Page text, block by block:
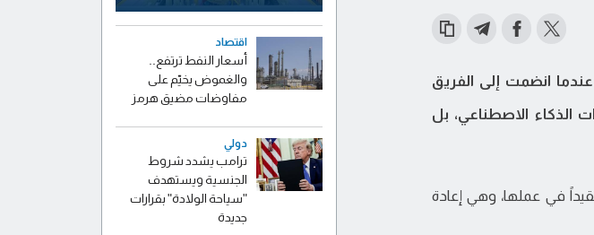
عندما انضمت إلى الفريق
الذكاء الاصطناعي، بل
في عملها، وهي إعادة
اقتصاد
أسعار النفط ترتفع..
والغموض يخيّم على
مفاوضات مضيق هرمز
دولي
ترامب يشدد شروط
الجنسية ويستهدف
"سياحة الولادة" بقرارات
جديدة